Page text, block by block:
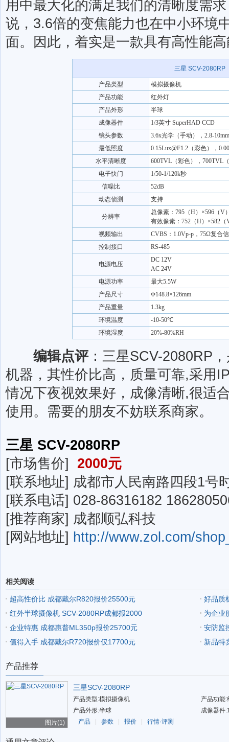
用中最大化的满足我们的清晰度需
说，3.6倍的变焦能力也在中小环境
面。因此，着实是一款具有高性能
三星 SCV-2080RP
产品类型
模拟摄像机
产品功能
红外灯
产品外形
半球
成像器件
1/3英寸 SuperHAD CCD
镜头参数
3.6x光学（手动），2.8-
最低照度
0.15Lux@F1.2（彩色），
水平清晰度
600TVL（彩色），700TVL
电子快门
1/50-1/120k秒
信噪比
52dB
动态侦测
支持
分辨率
总像素：795（H）×596（V
有效像素：752（H）×582（
视频输出
CVBS：1.0Vp-p，75Ω复合
控制接口
RS-485
电源电压
DC 12V
AC 24V
电源功率
最大5.5W
产品尺寸
Φ148.8×126mm
产品重量
1.3kg
环境温度
-10-50℃
环境湿度
20%-80%RH
编辑点评：三星SCV-2080RP
机器，其性价比高，质量可靠,采用
情况下夜视效果好，成像清晰,很适
使用。需要的朋友不妨联系商家。
三星 SCV-2080RP
[市场售价]
2000元
[联系地址] 成都市人民南路四段1号
[联系电话] 028-86316182
[推荐商家] 成都顺弘科技
[网站地址] http://www.zol.com/
相关阅读
超高性价比 成都戴尔R820报价25500元
红外半球摄像机 SCV-2080RP成都报2000
企业特惠 成都惠普ML350p报价25700元
值得入手 成都戴尔R720报价仅17700元
好品质
为企业
安防监
新品特
产品推荐
图片(1)
三星SCV-2080RP
产品类型:模拟摄像机
产品功能:
产品外形:半球
成像器件
产品
参数 报价 行情·评测